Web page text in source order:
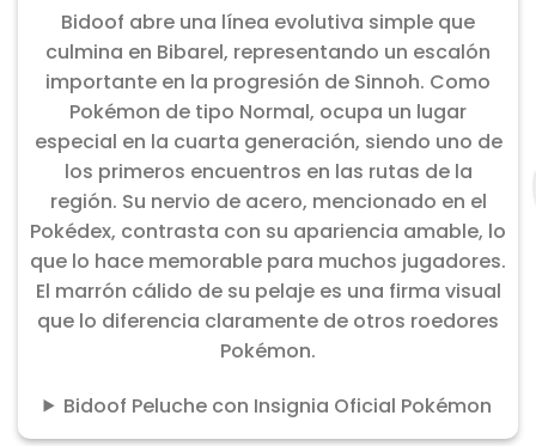
Bidoof abre una línea evolutiva simple que
culmina en Bibarel, representando un escalón
importante en la progresión de Sinnoh. Como
Pokémon de tipo Normal, ocupa un lugar
especial en la cuarta generación, siendo uno de
los primeros encuentros en las rutas de la
región. Su nervio de acero, mencionado en el
Pokédex, contrasta con su apariencia amable, lo
que lo hace memorable para muchos jugadores.
El marrón cálido de su pelaje es una firma visual
que lo diferencia claramente de otros roedores
Pokémon.
Bidoof Peluche con Insignia Oficial Pokémon